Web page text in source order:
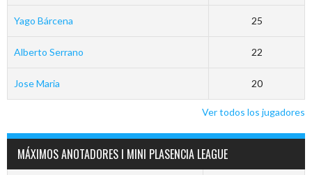
Yago Bárcena 25
Alberto Serrano 22
Jose Maria 20
Ver todos los jugadores
MÁXIMOS ANOTADORES I MINI PLASENCIA LEAGUE